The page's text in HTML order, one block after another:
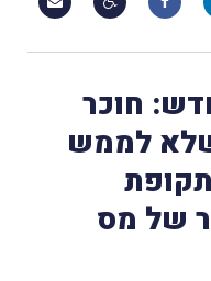
חדש: חוכר
לממש
של מס